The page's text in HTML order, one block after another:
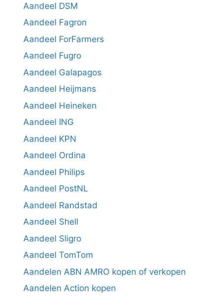
Aandeel DSM
Aandeel Fagron
Aandeel ForFarmers
Aandeel Fugro
Aandeel Galapagos
Aandeel Heijmans
Aandeel Heineken
Aandeel ING
Aandeel KPN
Aandeel Ordina
Aandeel Philips
Aandeel PostNL
Aandeel Randstad
Aandeel Shell
Aandeel Sligro
Aandeel TomTom
Aandelen ABN AMRO kopen of verkopen
Aandelen Action kopen